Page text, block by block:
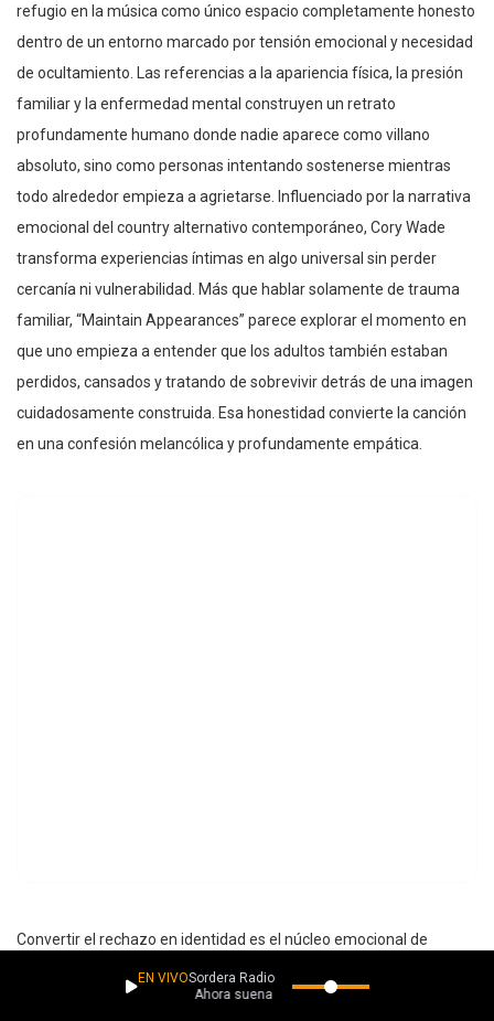
refugio en la música como único espacio completamente honesto
dentro de un entorno marcado por tensión emocional y necesidad
de ocultamiento. Las referencias a la apariencia física, la presión
familiar y la enfermedad mental construyen un retrato
profundamente humano donde nadie aparece como villano
absoluto, sino como personas intentando sostenerse mientras
todo alrededor empieza a agrietarse. Influenciado por la narrativa
emocional del country alternativo contemporáneo, Cory Wade
transforma experiencias íntimas en algo universal sin perder
cercanía ni vulnerabilidad. Más que hablar solamente de trauma
familiar, “Maintain Appearances” parece explorar el momento en
que uno empieza a entender que los adultos también estaban
perdidos, cansados y tratando de sobrevivir detrás de una imagen
cuidadosamente construida. Esa honestidad convierte la canción
en una confesión melancólica y profundamente empática.
Convertir el rechazo en identidad es el núcleo emocional de
“Villain”, una canción que toma rumores, traiciones y juicios ajenos
para transformarlos en una declaración de resistencia feroz.
EN VIVOSordera Radio
Ahora suena